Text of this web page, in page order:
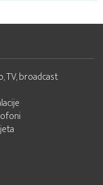
TV, broadcast